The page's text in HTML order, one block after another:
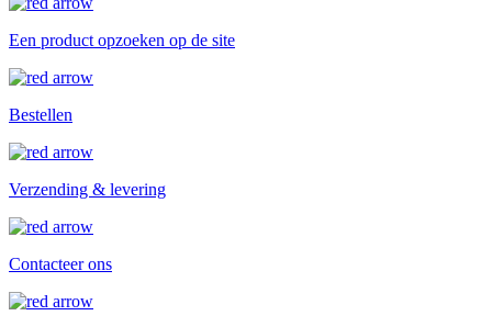
Een product opzoeken op de site
Bestellen
Verzending & levering
Contacteer ons